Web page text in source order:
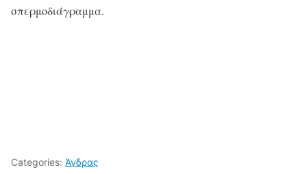
σπερμοδιάγραμμα.
Categories: Άνδρας